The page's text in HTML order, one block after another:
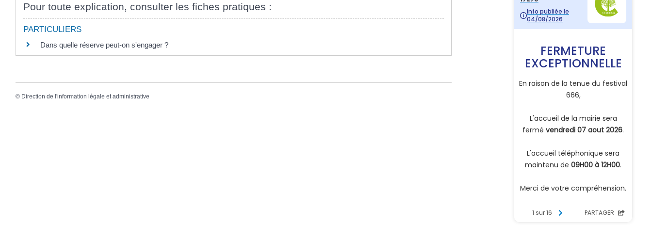
Pour toute explication, consulter les fiches pratiques :
PARTICULIERS
Dans quelle réserve peut-on s'engager ?
© Direction de l'information légale et administrative